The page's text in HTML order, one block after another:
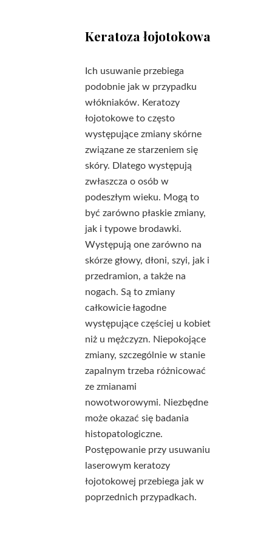
Keratoza łojotokowa
Ich usuwanie przebiega
podobnie jak w przypadku
włókniaków. Keratozy
łojotokowe to często
występujące zmiany skórne
związane ze starzeniem się
skóry. Dlatego występują
zwłaszcza o osób w
podeszłym wieku. Mogą to
być zarówno płaskie zmiany,
jak i typowe brodawki.
Występują one zarówno na
skórze głowy, dłoni, szyi, jak i
przedramion, a także na
nogach. Są to zmiany
całkowicie łagodne
występujące częściej u kobiet
niż u mężczyzn. Niepokojące
zmiany, szczególnie w stanie
zapalnym trzeba różnicować
ze zmianami
nowotworowymi. Niezbędne
może okazać się badania
histopatologiczne.
Postępowanie przy usuwaniu
laserowym keratozy
łojotokowej przebiega jak w
poprzednich przypadkach.